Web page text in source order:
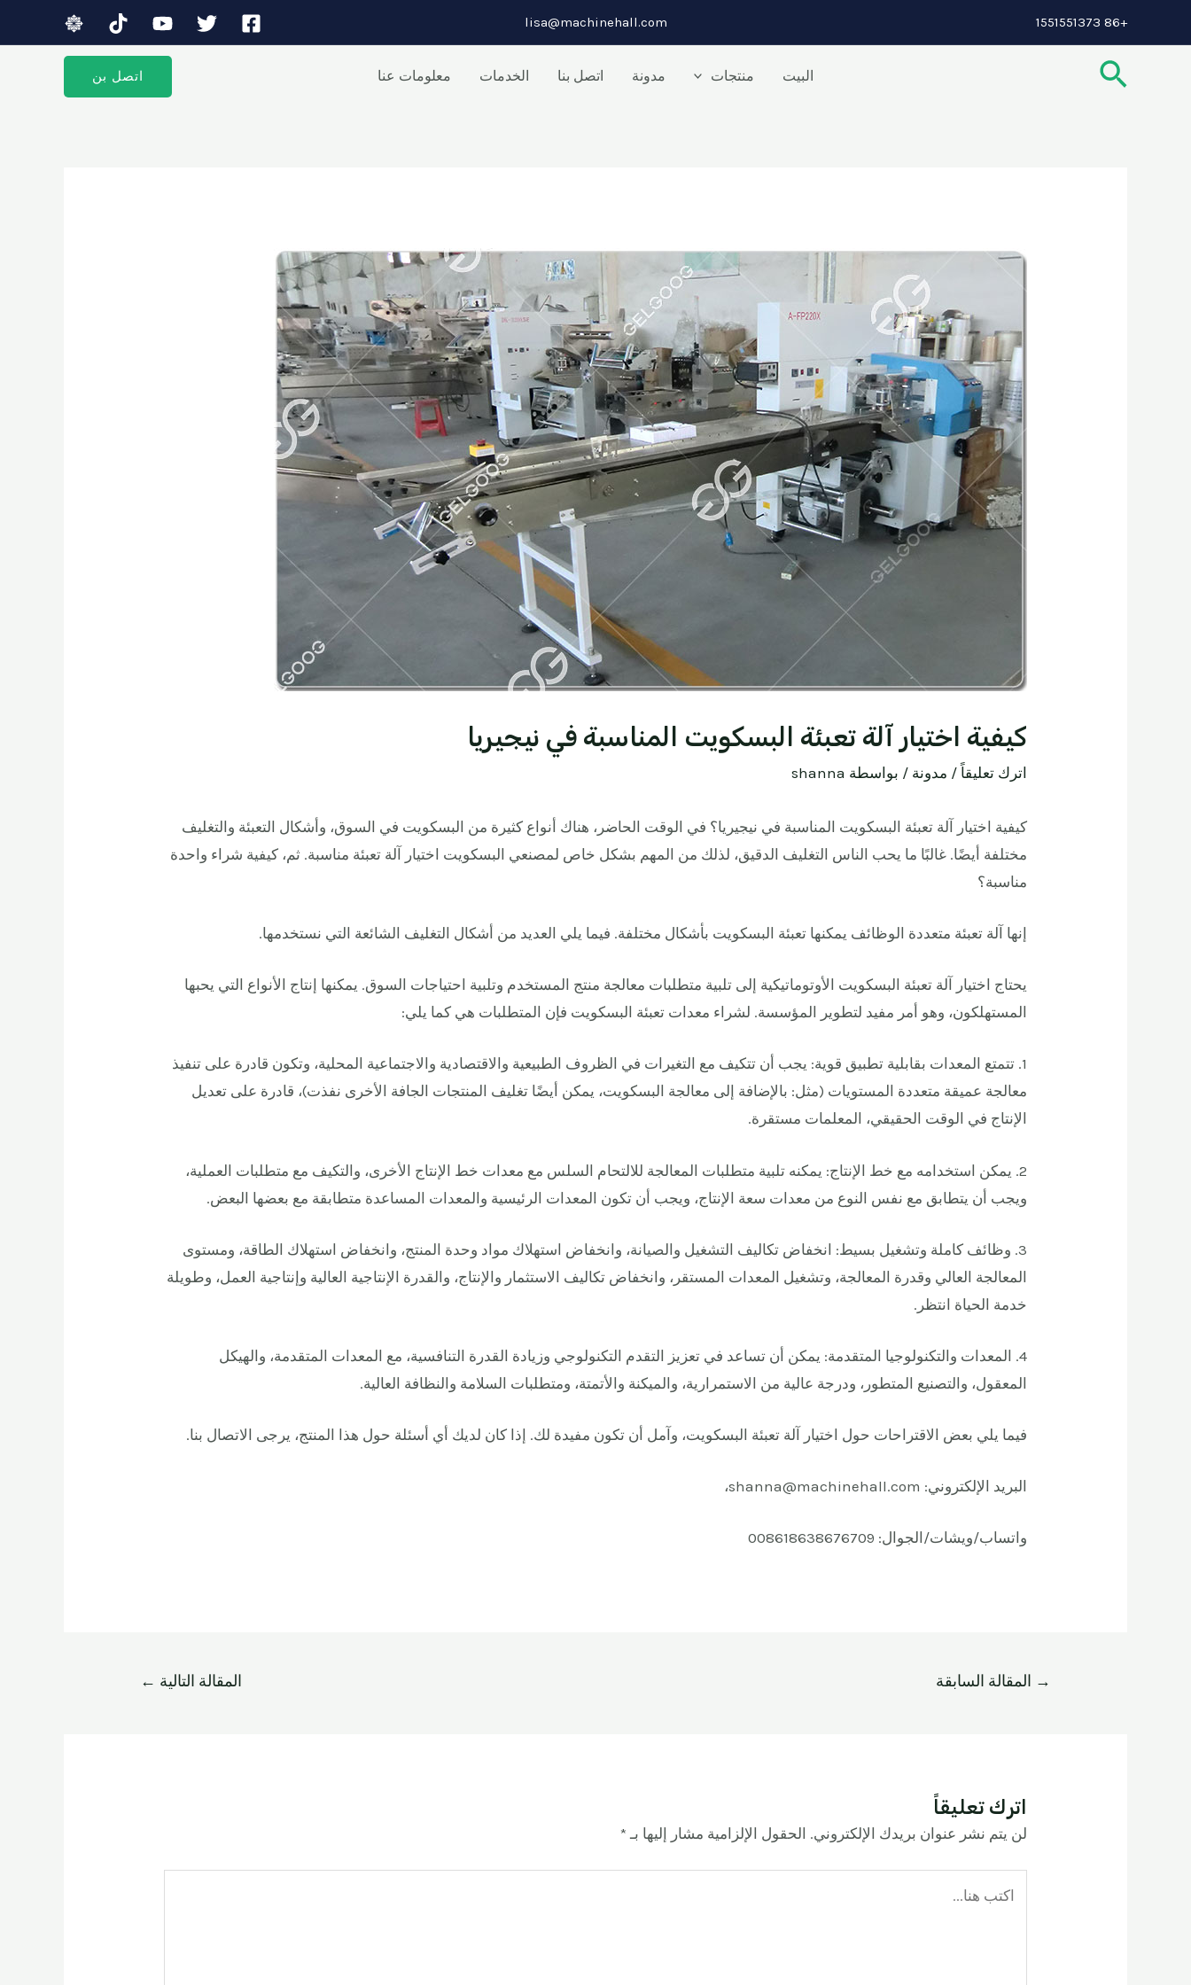
إلى
+86 1551551373
lisa@machinehall.com
البحث البيت منتجات مدونة اتصل بنا الخدمات معلومات عنا اتصل بن
كيفية اختيار آلة تعبئة البسكويت المناسبة في نيجيريا
اترك تعليقاً / مدونة / بواسطة shanna
كيفية اختيار آلة تعبئة البسكويت المناسبة في نيجيريا؟ في الوقت الحاضر، هناك أنواع كثيرة من البسكويت في السوق، وأشكال التعبئة والتغليف
مختلفة أيضًا. غالبًا ما يحب الناس التغليف الدقيق، لذلك من المهم بشكل خاص لمصنعي البسكويت اختيار آلة تعبئة مناسبة. ثم، كيفية شراء واحدة
مناسبة؟
إنها آلة تعبئة متعددة الوظائف يمكنها تعبئة البسكويت بأشكال مختلفة. فيما يلي العديد من أشكال التغليف الشائعة التي نستخدمها.
يحتاج اختيار آلة تعبئة البسكويت الأوتوماتيكية إلى تلبية متطلبات معالجة منتج المستخدم وتلبية احتياجات السوق. يمكنها إنتاج الأنواع التي يحبها
المستهلكون، وهو أمر مفيد لتطوير المؤسسة. لشراء معدات تعبئة البسكويت فإن المتطلبات هي كما يلي:
1. تتمتع المعدات بقابلية تطبيق قوية: يجب أن تتكيف مع التغيرات في الظروف الطبيعية والاقتصادية والاجتماعية المحلية، وتكون قادرة على تنفيذ
معالجة عميقة متعددة المستويات (مثل: بالإضافة إلى معالجة البسكويت، يمكن أيضًا تغليف المنتجات الجافة الأخرى نفذت)، قادرة على تعديل
الإنتاج في الوقت الحقيقي، المعلمات مستقرة.
2. يمكن استخدامه مع خط الإنتاج: يمكنه تلبية متطلبات المعالجة للالتحام السلس مع معدات خط الإنتاج الأخرى، والتكيف مع متطلبات العملية،
ويجب أن يتطابق مع نفس النوع من معدات سعة الإنتاج، ويجب أن تكون المعدات الرئيسية والمعدات المساعدة متطابقة مع بعضها البعض.
3. وظائف كاملة وتشغيل بسيط: انخفاض تكاليف التشغيل والصيانة، وانخفاض استهلاك مواد وحدة المنتج، وانخفاض استهلاك الطاقة، ومستوى
المعالجة العالي وقدرة المعالجة، وتشغيل المعدات المستقر، وانخفاض تكاليف الاستثمار والإنتاج، والقدرة الإنتاجية العالية وإنتاجية العمل، وطويلة
خدمة الحياة انتظر.
4. المعدات والتكنولوجيا المتقدمة: يمكن أن تساعد في تعزيز التقدم التكنولوجي وزيادة القدرة التنافسية، مع المعدات المتقدمة، والهيكل
المعقول، والتصنيع المتطور، ودرجة عالية من الاستمرارية، والميكنة والأتمتة، ومتطلبات السلامة والنظافة العالية.
فيما يلي بعض الاقتراحات حول اختيار آلة تعبئة البسكويت، وآمل أن تكون مفيدة لك. إذا كان لديك أي أسئلة حول هذا المنتج، يرجى الاتصال بنا.
البريد الإلكتروني: shanna@machinehall.com،
واتساب/ويشات/الجوال: 008618638676709
المقالات
→ المقالة السابقة المقالة التالية ←
اترك تعليقاً
لن يتم نشر عنوان بريدك الإلكتروني. الحقول الإلزامية مشار إليها بـ *